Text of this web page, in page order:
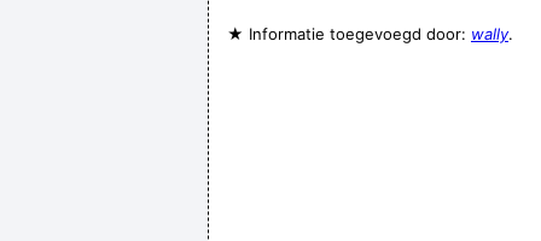
★ Informatie toegevoegd door: wally.